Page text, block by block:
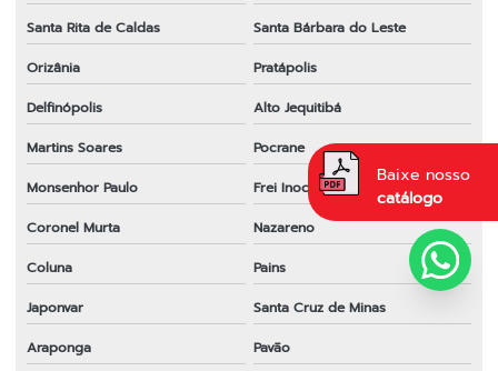
Santa Rita de Caldas
Santa Bárbara do Leste
Orizânia
Pratápolis
Delfinópolis
Alto Jequitibá
Martins Soares
Pocrane
Monsenhor Paulo
Frei Inocêncio
Coronel Murta
Nazareno
Coluna
Pains
Japonvar
Santa Cruz de Minas
Araponga
Pavão
Baixe nosso
catálogo